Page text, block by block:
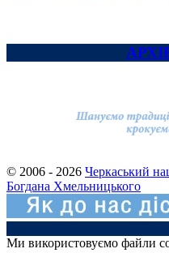
© 2006 - 2026 Черкаський
Богдана Хмельницького
Ми використовуємо файли